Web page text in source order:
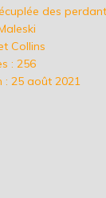
des
Collins
: 256
: 25 août 2021